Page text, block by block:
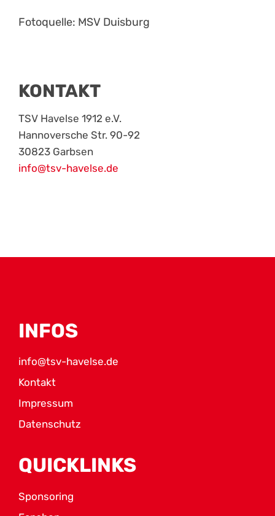
Fotoquelle: MSV Duisburg
KONTAKT
TSV Havelse 1912 e.V.
Hannoversche Str. 90-92
30823 Garbsen
info@tsv-havelse.de
INFOS
info@tsv-havelse.de
Kontakt
Impressum
Datenschutz
QUICKLINKS
Sponsoring